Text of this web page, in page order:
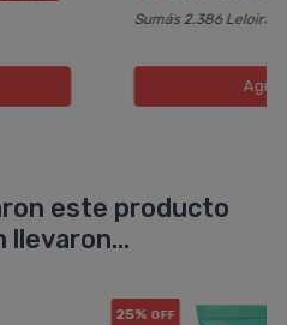
Sumás 2.386 Leloir$
este producto
llevaron...
25% OFF